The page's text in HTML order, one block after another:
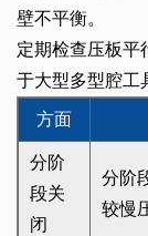
壁不平衡。
定期检查压板平
于大型多型腔工
方面
分阶
段关
闭
分阶
较慢